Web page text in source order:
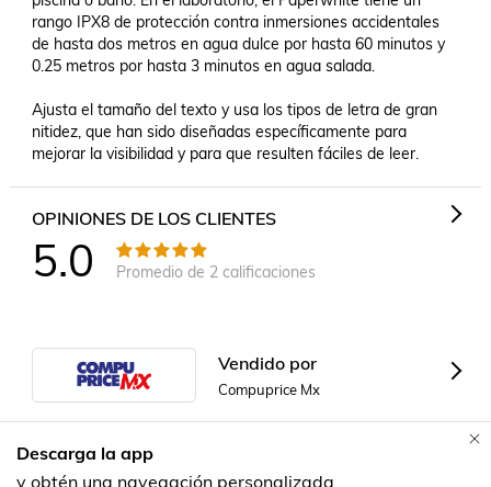
rango IPX8 de protección contra inmersiones accidentales
de hasta dos metros en agua dulce por hasta 60 minutos y
0.25 metros por hasta 3 minutos en agua salada.
Ajusta el tamaño del texto y usa los tipos de letra de gran
nitidez, que han sido diseñadas específicamente para
mejorar la visibilidad y para que resulten fáciles de leer.
OPINIONES DE LOS CLIENTES
5.0 Promedio de 2 calificaciones
Vendido por
Compuprice Mx
Formas de Pago
Descarga la app
y obtén una navegación personalizada